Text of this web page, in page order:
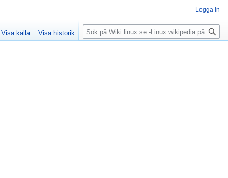
Logga in
Visa källa Visa historik Sök